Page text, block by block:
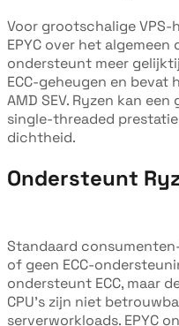
Voor grootschalige
EPYC over het algemeen
ondersteunt meer
ECC-geheugen en
AMD SEV. Ryzen kan
single-threaded
dichtheid.
Ondersteunt
Standaard
of geen ECC-
ondersteunt ECC, maar
CPU's zijn niet
serverworkloads. EPYC